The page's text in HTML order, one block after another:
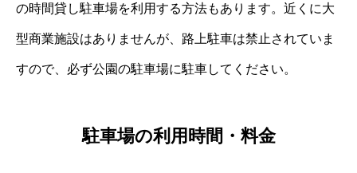
の時間貸し駐車場を利用する方法もあります。近くに大
型商業施設はありませんが、路上駐車は禁止されていま
すので、必ず公園の駐車場に駐車してください。
駐車場の利用時間・料金